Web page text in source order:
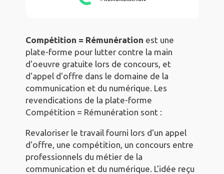
Compétition = Rémunération est une
plate-forme pour lutter contre la main
d'oeuvre gratuite lors de concours, et
d'appel d'offre dans le domaine de la
communication et du numérique. Les
revendications de la plate-forme
Compétition = Rémunération sont :
Revaloriser le travail fourni lors d'un appel
d'offre, une compétition, un concours entre
professionnels du métier de la
communication et du numérique. L'idée reçu